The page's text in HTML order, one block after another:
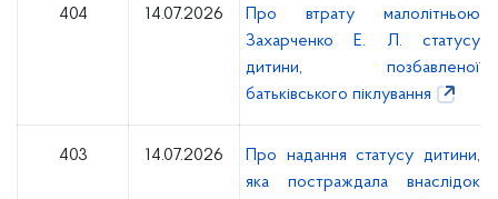
404 14.07.2026
Про втрату малолітньою
Захарченко Е. Л. статусу
дитини, позбавленої
батьківського піклування
403 14.07.2026
Про надання статусу дитини,
яка постраждала внаслідок